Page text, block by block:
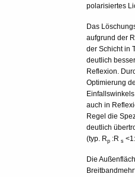
polarisiertes
Das
aufgrund der
der Schicht in
deutlich
Reflexion.
Optimierung
auch in
Regel die
deutlich
(typ. Rp:R s
Die